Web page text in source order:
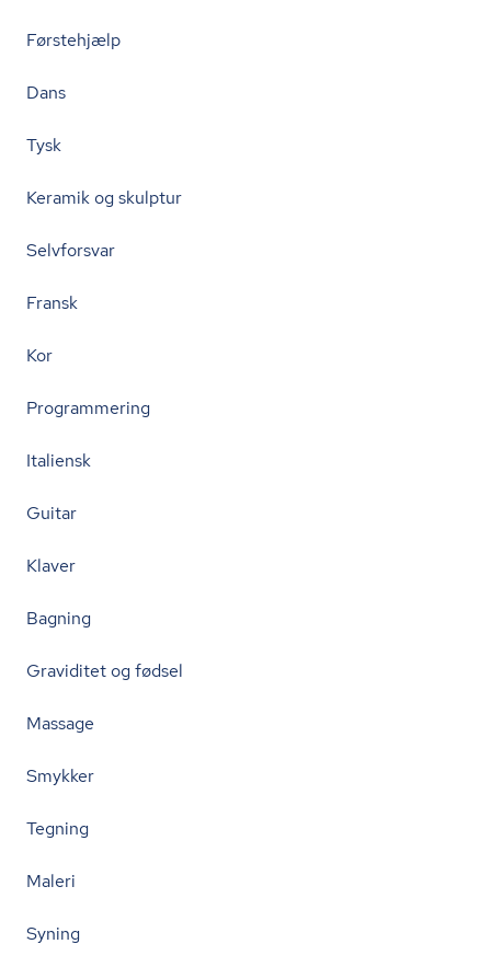
Førstehjælp
Dans
Tysk
Keramik og skulptur
Selvforsvar
Fransk
Kor
Programmering
Italiensk
Guitar
Klaver
Bagning
Graviditet og fødsel
Massage
Smykker
Tegning
Maleri
Syning